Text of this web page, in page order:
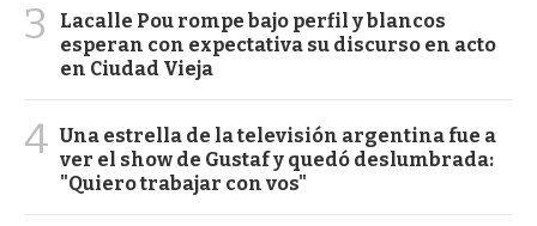
3
Lacalle Pou rompe bajo perfil y blancos
esperan con expectativa su discurso en acto
en Ciudad Vieja
4 Una estrella de la televisión argentina fue a
ver el show de Gustaf y quedó deslumbrada:
"Quiero trabajar con vos"